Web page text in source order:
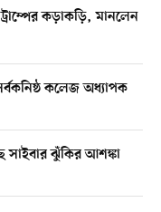
কড়াকড়ি, মানলেন
কলেজ অধ্যাপক
সাইবার ঝুঁকির আশঙ্কা